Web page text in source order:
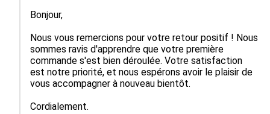
Bonjour,
Nous vous remercions pour votre retour positif ! Nous
sommes ravis d'apprendre que votre première
commande s'est bien déroulée. Votre satisfaction
est notre priorité, et nous espérons avoir le plaisir de
vous accompagner à nouveau bientôt.
Cordialement.